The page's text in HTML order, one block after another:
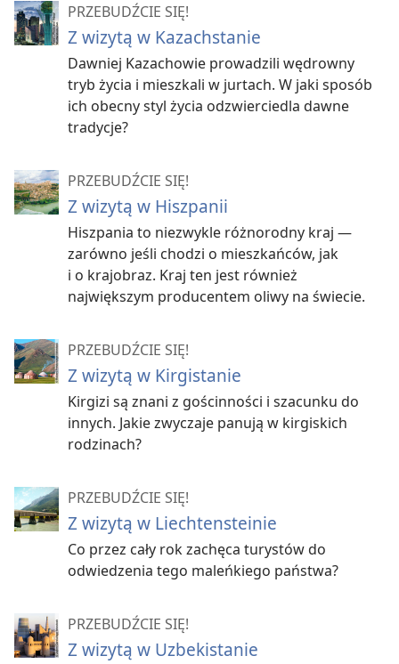
PRZEBUDŹCIE SIĘ!
Z wizytą w Kazachstanie
Dawniej Kazachowie prowadzili wędrowny
tryb życia i mieszkali w jurtach. W jaki sposób
ich obecny styl życia odzwierciedla dawne
tradycje?
PRZEBUDŹCIE SIĘ!
Z wizytą w Hiszpanii
Hiszpania to niezwykle różnorodny kraj —
zarówno jeśli chodzi o mieszkańców, jak
i o krajobraz. Kraj ten jest również
największym producentem oliwy na świecie.
PRZEBUDŹCIE SIĘ!
Z wizytą w Kirgistanie
Kirgizi są znani z gościnności i szacunku do
innych. Jakie zwyczaje panują w kirgiskich
rodzinach?
PRZEBUDŹCIE SIĘ!
Z wizytą w Liechtensteinie
Co przez cały rok zachęca turystów do
odwiedzenia tego maleńkiego państwa?
PRZEBUDŹCIE SIĘ!
Z wizytą w Uzbekistanie